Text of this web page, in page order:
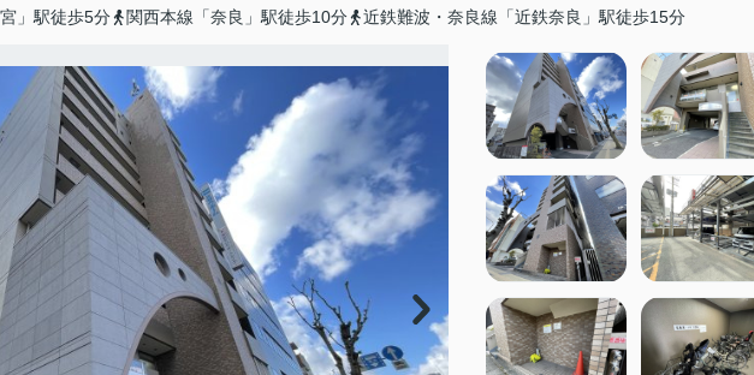
」駅徒歩5分
関西本線「奈良」駅徒歩10分 近鉄難波・奈良線「近鉄奈良」駅徒歩15分